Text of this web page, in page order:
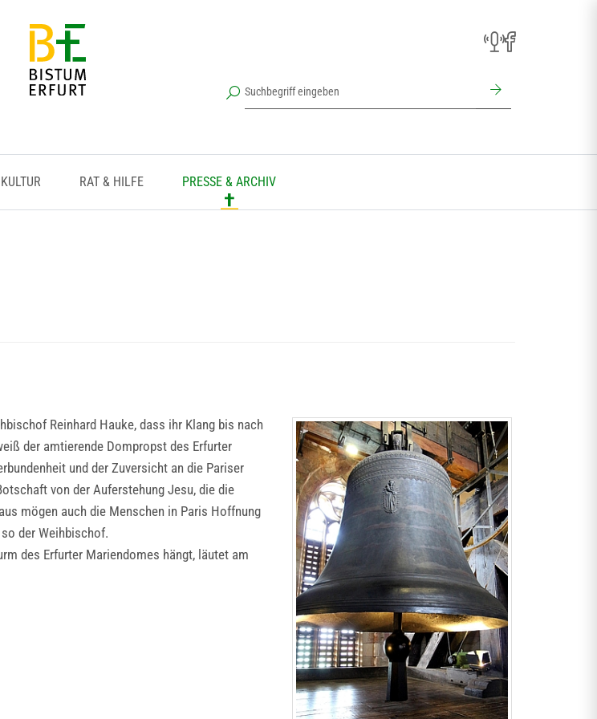
RAT & HILFE PRESSE & ARCHIV
Reinhard Hauke, dass ihr Klang bis nach
der amtierende Dompropst des Erfurter
und der Zuversicht an die Pariser
von der Auferstehung Jesu, die die
mögen auch die Menschen in Paris Hoffnung
der Weihbischof.
des Erfurter Mariendomes hängt, läutet am